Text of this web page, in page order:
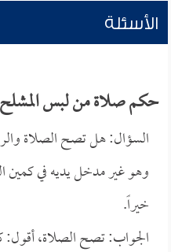
الأسئلة
حكم صلاة من لبس
السؤال: هل تصح الصلاة
وهو غير مدخل يديه في كمين
خيراً.
الجواب: تصح الصلاة، أقول: